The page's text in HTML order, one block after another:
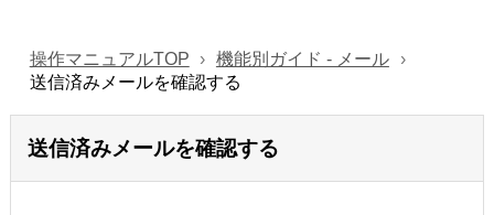
操作マニュアルTOP
機能別ガイド - メール
送信済みメールを確認する
送信済みメールを確認する